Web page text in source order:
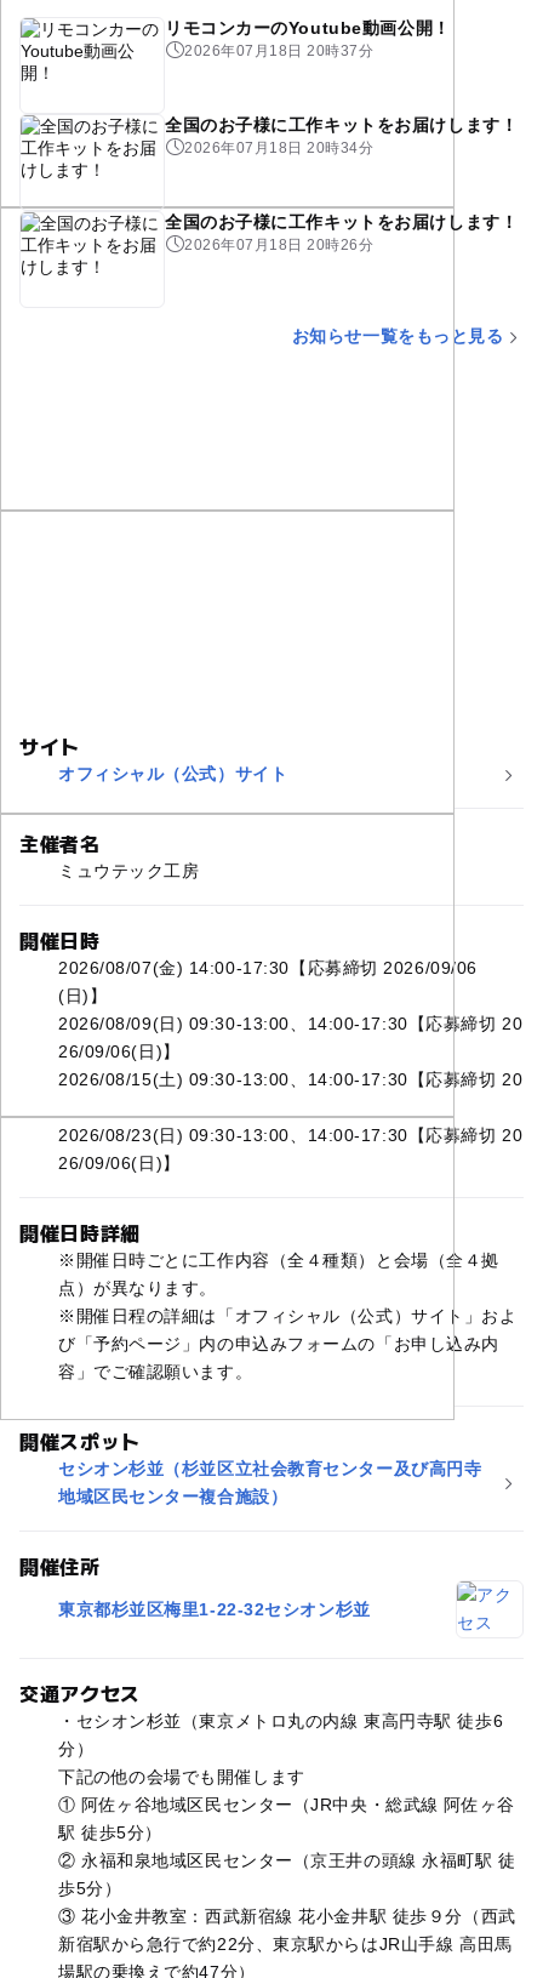
リモコンカーのYoutube動画公開！
2026年07月18日 20時37分
全国のお子様に工作キットをお届けします！
2026年07月18日 20時34分
全国のお子様に工作キットをお届けします！
2026年07月18日 20時26分
お知らせ一覧をもっと見る
サイト
オフィシャル（公式）サイト
主催者名
ミュウテック工房
開催日時
2026/08/07(金) 14:00-17:30【応募締切 2026/09/06
(日)】
2026/08/09(日) 09:30-13:00、14:00-17:30【応募締切 20
26/09/06(日)】
2026/08/15(土) 09:30-13:00、14:00-17:30【応募締切 20
2026/08/23(日) 09:30-13:00、14:00-17:30【応募締切 20
26/09/06(日)】
開催日時詳細
※開催日時ごとに工作内容（全４種類）と会場（全４拠
点）が異なります。
※開催日程の詳細は「オフィシャル（公式）サイト」およ
び「予約ページ」内の申込みフォームの「お申し込み内
容」でご確認願います。
開催スポット
セシオン杉並（杉並区立社会教育センター及び高円寺
地域区民センター複合施設）
開催住所
東京都杉並区梅里1-22-32セシオン杉並
交通アクセス
・セシオン杉並（東京メトロ丸の内線 東高円寺駅 徒歩6
分）
下記の他の会場でも開催します
① 阿佐ヶ谷地域区民センター（JR中央・総武線 阿佐ヶ谷
駅 徒歩5分）
② 永福和泉地域区民センター（京王井の頭線 永福町駅 徒
歩5分）
③ 花小金井教室：西武新宿線 花小金井駅 徒歩９分（西武
新宿駅から急行で約22分、東京駅からはJR山手線 高田馬
場駅の乗換えで約47分）